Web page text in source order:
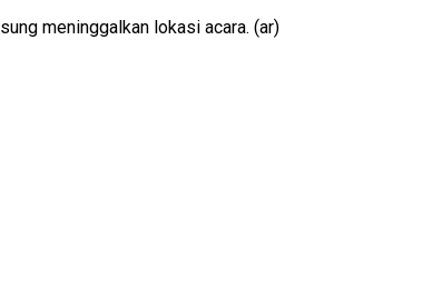
meninggalkan lokasi acara. (ar)